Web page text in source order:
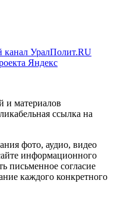
УралПолит.RU
Яндекс
и материалов
ссылка на
фото, аудио, видео
информационного
письменное согласие
каждого конкретного